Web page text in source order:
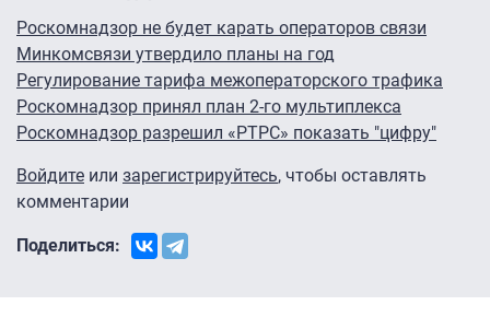
Роскомнадзор не будет карать операторов связи
Минкомсвязи утвердило планы на год
Регулирование тарифа межоператорского трафика
Роскомнадзор принял план 2-го мультиплекса
Роскомнадзор разрешил «РТРС» показать "цифру"
Войдите или зарегистрируйтесь, чтобы оставлять
комментарии
Поделиться: